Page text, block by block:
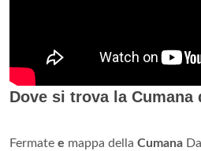
Dove si trova la Cumana
Fermate e mappa della Cumana